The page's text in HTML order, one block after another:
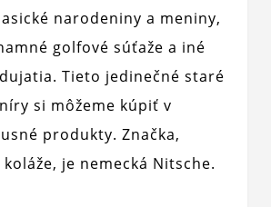
narodeniny a meniny,
golfové súťaže a iné
Tieto jedinečné staré
si môžeme kúpiť v
produkty. Značka,
je nemecká Nitsche.